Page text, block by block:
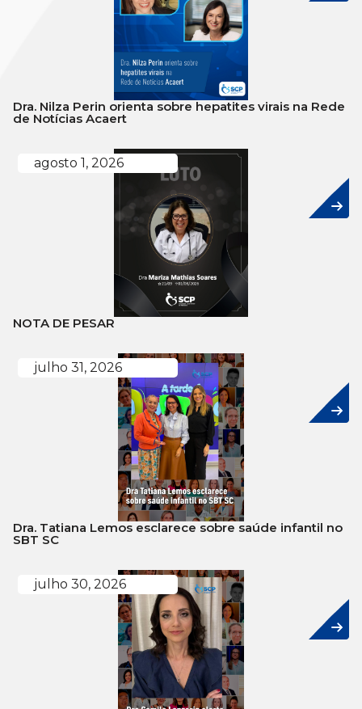
Dra. Nilza Perin orienta sobre hepatites virais na Rede
de Notícias Acaert
agosto 1, 2026
NOTA DE PESAR
julho 31, 2026
Dra. Tatiana Lemos esclarece sobre saúde infantil no
SBT SC
julho 30, 2026